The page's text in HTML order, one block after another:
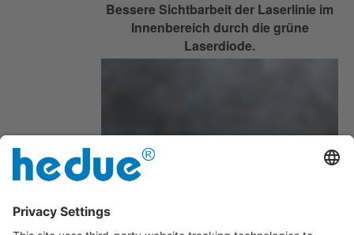
Bessere Sichtbarbeit der Laserlinie im
Innenbereich durch die grüne
Laserdiode.